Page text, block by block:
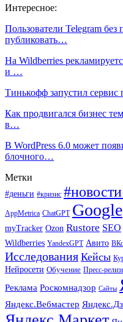
Интересное:
Пользователи Telegram без
публиковать…
На Wildberries
и …
Тинькофф запустил сервис
Как продвигался бизнес
в…
В WordPress 6.0 может
блочного…
Метки
#деньги #кризис
AppMetrica ChatGPT Google
myTracker Ozon Rustore SEO
Wildberries YandexGPT Авито
Исследования Кейсы
Нейросети Обучение Пресс-
Реклама Роскомнадзор Сайты
Яндекс.Вебмастер